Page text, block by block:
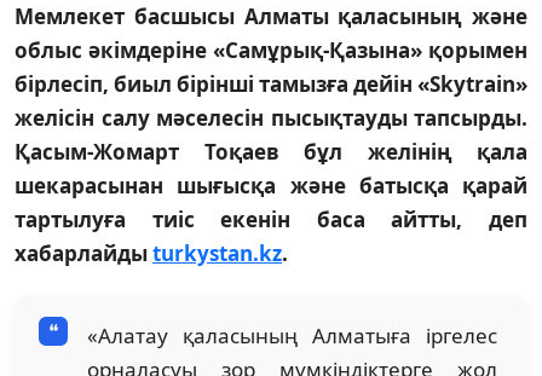
Мемлекет басшысы Алматы қаласының және
облыс әкімдеріне «Самұрық-Қазына» қорымен
бірлесіп, биыл бірінші тамызға дейін «Skytrain»
желісін салу мәселесін пысықтауды тапсырды.
Қасым-Жомарт Тоқаев бұл желінің қала
шекарасынан шығысқа және батысқа қарай
тартылуға тиіс екенін баса айтты, деп
хабарлайдыturkystan.kz.
«Алатау қаласының Алматыға іргелес
орналасуы зор мүмкіндіктерге жол